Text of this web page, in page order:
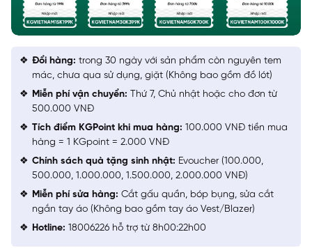
Đổi hàng: trong 30 ngày với sản phẩm còn nguyên tem
mác, chưa qua sử dụng, giặt (Không bao gồm đồ lót)
Miễn phí vận chuyển: Thứ 7, Chủ nhật hoặc cho đơn từ
500.000 VNĐ
Tích điểm KGPoint khi mua hàng: 100.000 VNĐ tiền mua
hàng = 1 KGpoint = 2.000 VNĐ
Chính sách quà tặng sinh nhật: Evoucher (100.000,
500.000, 1.000.000, 1.500.000, 2.000.000 VNĐ)
Miễn phí sửa hàng: Cắt gấu quần, bóp bụng, sửa cắt
ngắn tay áo (Không bao gồm tay áo Vest/Blazer)
Hotline: 18006226 hỗ trợ từ 8h00:22h00